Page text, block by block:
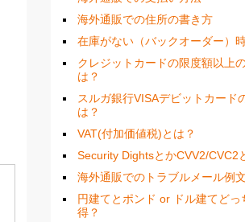
海外通販での住所の書き方
在庫がない（バックオーダー）
クレジットカードの限度額以上
は？
スルガ銀行VISAデビットカード
は？
VAT(付加価値税)とは？
Security DightsとかCVV2/CVC2
海外通販でのトラブルメール例
円建てとポンド or ドル建てどっ
得？